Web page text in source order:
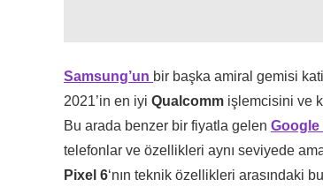
Samsung’un bir başka amiral gemisi
2021’in en iyi Qualcomm işlemcisini ve
Bu arada benzer bir fiyatla gelen Google
telefonlar ve özellikleri aynı seviyede
Pixel 6‘nın teknik özellikleri arasındaki